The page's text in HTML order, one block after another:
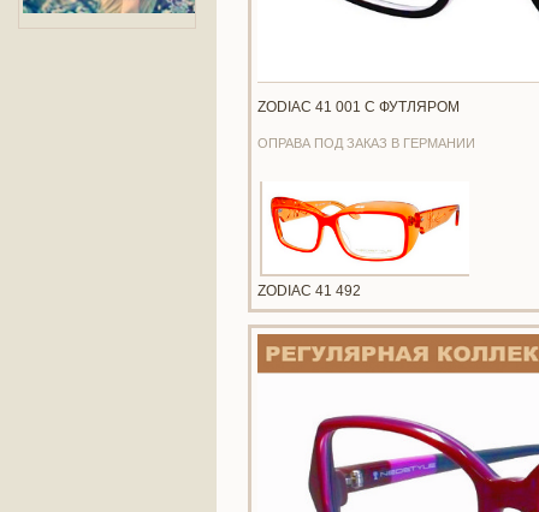
ZODIAC 41 001 С ФУТЛЯРОМ
ОПРАВА ПОД ЗАКАЗ В ГЕРМАНИИ
ZODIAC 41 492